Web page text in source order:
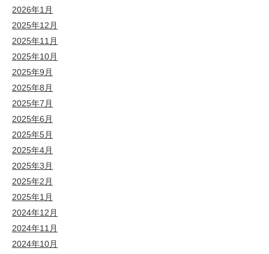
2026年1月
2025年12月
2025年11月
2025年10月
2025年9月
2025年8月
2025年7月
2025年6月
2025年5月
2025年4月
2025年3月
2025年2月
2025年1月
2024年12月
2024年11月
2024年10月